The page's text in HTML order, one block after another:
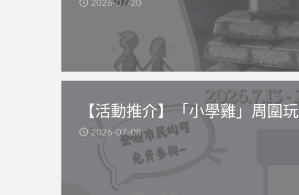
2026-07-20
【活動推介】「小學雞」周圍玩
2026-07-08